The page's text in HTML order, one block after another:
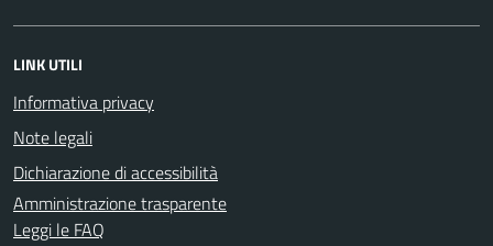
LINK UTILI
Informativa privacy
Note legali
Dichiarazione di accessibilità
Amministrazione trasparente
Leggi le FAQ